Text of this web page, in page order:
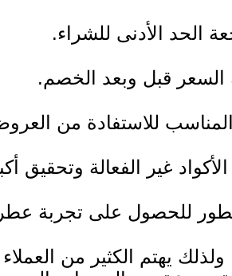
الحد الأدنى للشراء.
السعر قبل وبعد الخصم.
المناسب للاستفادة من
غير الفعالة وتحقيق
للحصول على تجربة
يهتم الكثير من العملاء